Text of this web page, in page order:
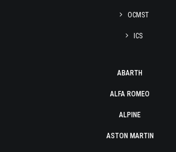
OCMST
ICS
ABARTH
ALFA ROMEO
ALPINE
ASTON MARTIN